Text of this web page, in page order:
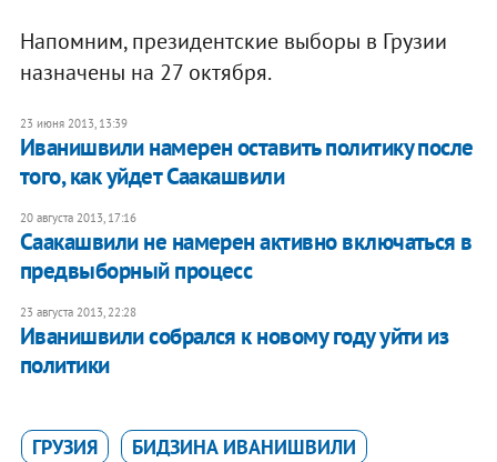
Напомним, президентские выборы в Грузии
назначены на 27 октября.
23 июня 2013, 13:39
Иванишвили намерен оставить политику после
того, как уйдет Саакашвили
20 августа 2013, 17:16
Саакашвили не намерен активно включаться в
предвыборный процесс
23 августа 2013, 22:28
Иванишвили собрался к новому году уйти из
политики
ГРУЗИЯ БИДЗИНА ИВАНИШВИЛИ